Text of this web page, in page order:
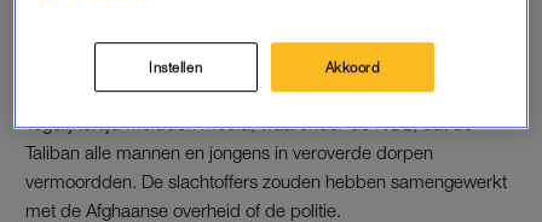
zullen nemen op Afghanen die buitenlandse mogendheden
hielpen tijdens de missies van de afgelopen twintig jaar.
Tegelijkertijd meldden media, waaronder deNOS, dat de
Taliban alle mannen en jongens in veroverde dorpen
vermoordden. De slachtoffers zouden hebben samengewerkt
met de Afghaanse overheid of de politie.
Instellen Akkoord